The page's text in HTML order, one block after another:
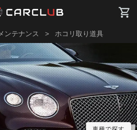
ンテナンス > ホコリ取り道具